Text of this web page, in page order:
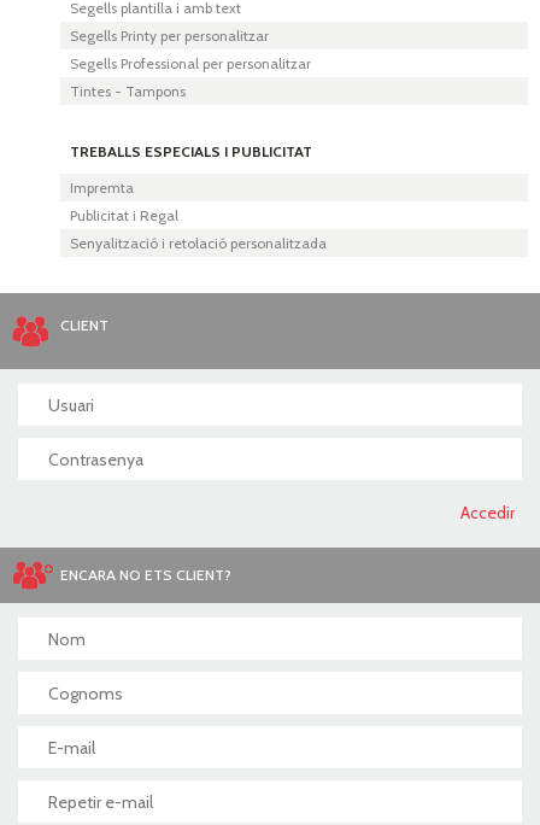
Segells plantilla i amb text
Segells Printy per personalitzar
Segells Professional per personalitzar
Tintes - Tampons
TREBALLS ESPECIALS I PUBLICITAT
Impremta
Publicitat i Regal
Senyalització i retolació personalitzada
CLIENT
ENCARA NO ETS CLIENT?